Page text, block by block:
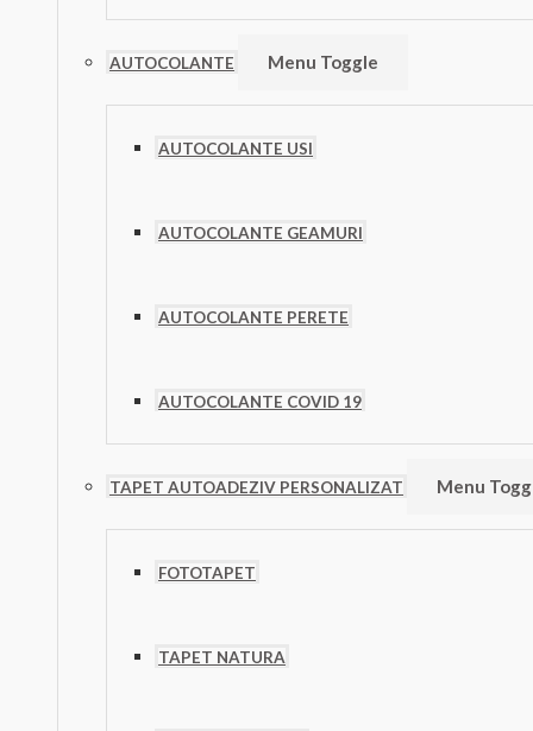
AUTOCOLANTE Menu Toggle
AUTOCOLANTE USI
AUTOCOLANTE GEAMURI
AUTOCOLANTE PERETE
AUTOCOLANTE COVID 19
TAPET AUTOADEZIV PERSONALIZAT Menu
FOTOTAPET
TAPET NATURA